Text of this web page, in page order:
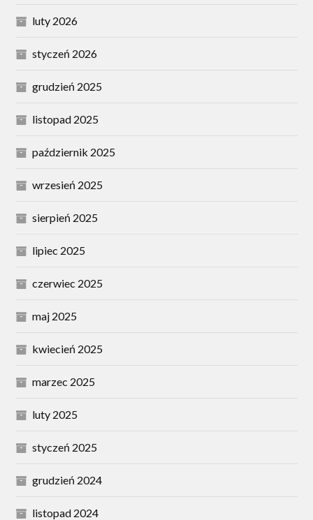
luty 2026
styczeń 2026
grudzień 2025
listopad 2025
październik 2025
wrzesień 2025
sierpień 2025
lipiec 2025
czerwiec 2025
maj 2025
kwiecień 2025
marzec 2025
luty 2025
styczeń 2025
grudzień 2024
listopad 2024